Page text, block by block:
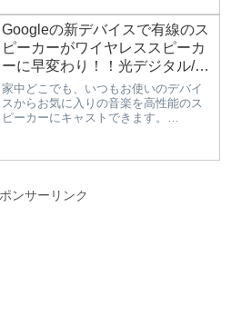
は、日本で...
Googleの新デバイスで有線のス
ピーカーがワイヤレススピーカ
ーに早変わり！！光デジタル/ア
ナログ音声出力を備えたハイレ
ゾ対応のオーディオ端末
「Chromecast Audio」
家中どこでも、いつもお使いのデバイ
スからお気に入りの音楽を高性能のス
ピーカーにキャストできます。
Chromebook、Mac® または Window...
ンサーリンク